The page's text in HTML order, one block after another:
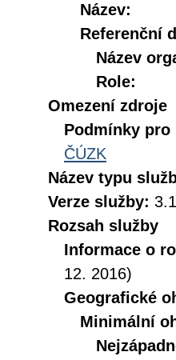
Název:
Referenční
Název
Role:
Omezení zdroje
Podmínky
ČÚZK
Název typu
Verze služby:
Rozsah služby
Informace o
12. 2016)
Geografické
Minimální